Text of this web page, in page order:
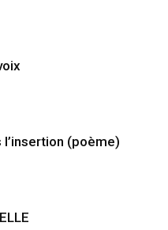
l’insertion (poème)